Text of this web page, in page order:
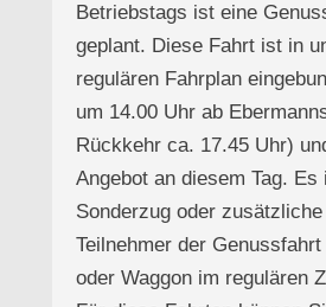
Betriebstags ist eine
geplant. Diese Fahrt ist in
regulären Fahrplan
um 14.00 Uhr ab
Rückkehr ca. 17.45 Uhr)
Angebot an diesem Tag. Es
Sonderzug oder
Teilnehmer der Genussfahrt
oder Waggon im regulären